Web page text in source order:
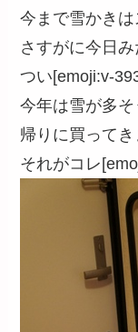
今まで雪かきは
さすがに今日
つい[emoji:v-
今年は雪が多
帰りに買って
それがコレ